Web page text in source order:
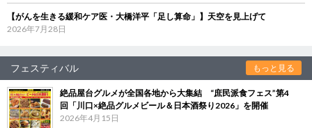
【がんを生きる緩和ケア医・大橋洋平「足し算命」】天空を見上げて
2026年7月28日
フェスティバル もっと見る
絶品屋台グルメが全国各地から大集結 “庶民派食フェス”第4
回「川口×絶品グルメビール＆日本酒祭り2026」を開催
2026年4月15日